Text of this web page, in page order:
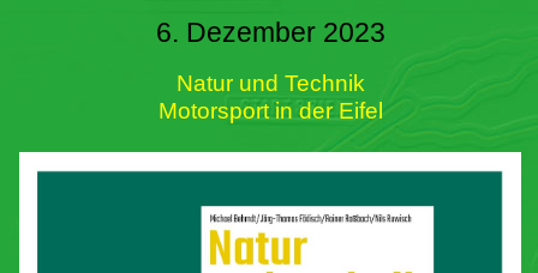
6. Dezember 2023
Natur und Technik
Motorsport in der Eifel